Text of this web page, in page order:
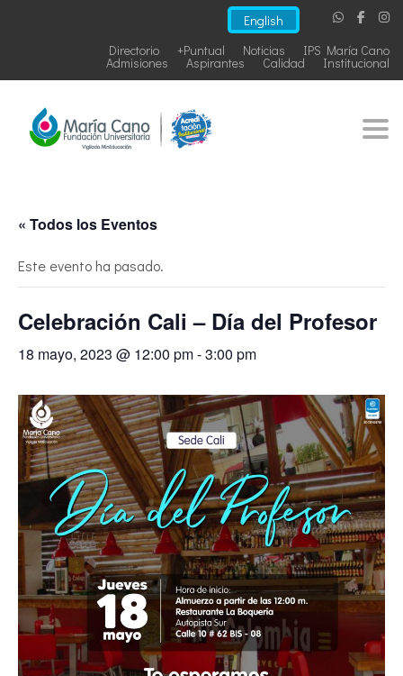
English
IPS María Cano
Noticias
+Puntual
Directorio
Institucional
Calidad
Aspirantes
Admisiones
« Todos los Eventos
Este evento ha pasado.
Celebración Cali – Día del Profesor
18 mayo, 2023 @ 12:00 pm-3:00 pm